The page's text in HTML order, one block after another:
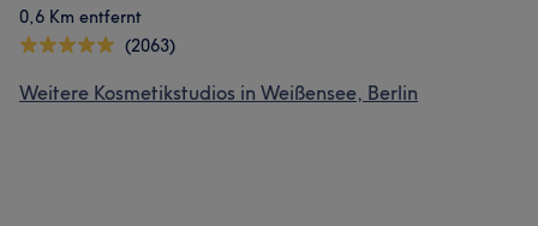
0,6 Km entfernt
(2063)
Weitere Kosmetikstudios in Weißensee, Berlin